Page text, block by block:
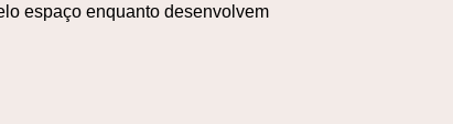
espaço enquanto desenvolvem